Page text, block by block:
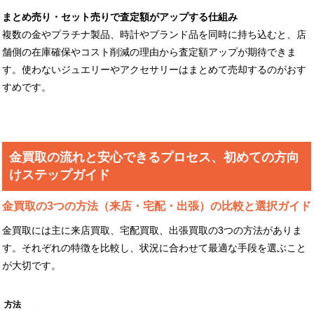
まとめ売り・セット売りで査定額がアップする仕組み
複数の金やプラチナ製品、時計やブランド品を同時に持ち込むと、店
舗側の在庫確保やコスト削減の理由から査定額アップが期待できま
す。使わないジュエリーやアクセサリーはまとめて売却するのがおす
すめです。
金買取の流れと安心できるプロセス、初めての方向
けステップガイド
金買取の3つの方法（来店・宅配・出張）の比較と選択ガイド
金買取には主に来店買取、宅配買取、出張買取の3つの方法がありま
す。それぞれの特徴を比較し、状況に合わせて最適な手段を選ぶこと
が大切です。
方法